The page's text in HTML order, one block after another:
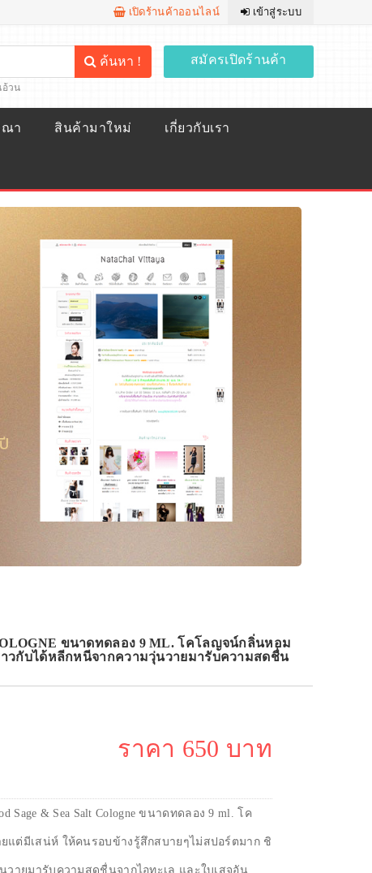
เปิดร้านค้าออนไลน์ เข้าสู่ระบบ
ค้นหา !
อ้วน
สมัครเปิดร้านค้า
ณา สินค้ามาใหม่ เกี่ยวกับเรา
ขนาดทดลอง 9 ML. โคโลญจน์กลิ่นหอม
วกับได้หลีกหนีจากความวุ่นวายมารับความสดชื่น
ราคา 650 บาท
Sage & Sea Salt Cologne ขนาดทดลอง 9 ml. โค
แต่มีเสน่ห์ ให้คนรอบข้างรู้สึกสบายๆไม่สปอร์ตมาก ชิ
ายมารับความสดชื่นจากไอทะเล และใบเสจอัน